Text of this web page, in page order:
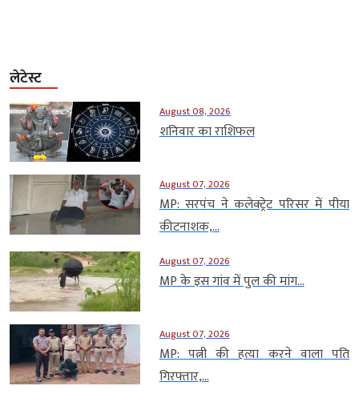
लेटेस्ट
August 08, 2026
शनिवार का राशिफल
August 07, 2026
MP: सरपंच ने कलेक्ट्रेट परिसर में पीया
कीटनाशक,...
August 07, 2026
MP के इस गांव में पुल की मांग...
August 07, 2026
MP: पत्नी की हत्या करने वाला पति
गिरफ्तार,...